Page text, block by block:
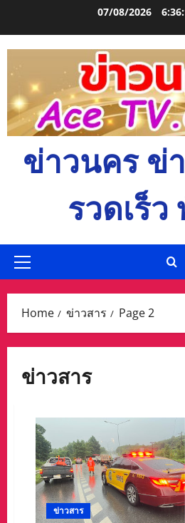
07/08/2026
ข่าวนคร ข่
รวดเร็ว
Primary
Home ข่าวสาร Page 2
ข่าวสาร
ข่าวสาร